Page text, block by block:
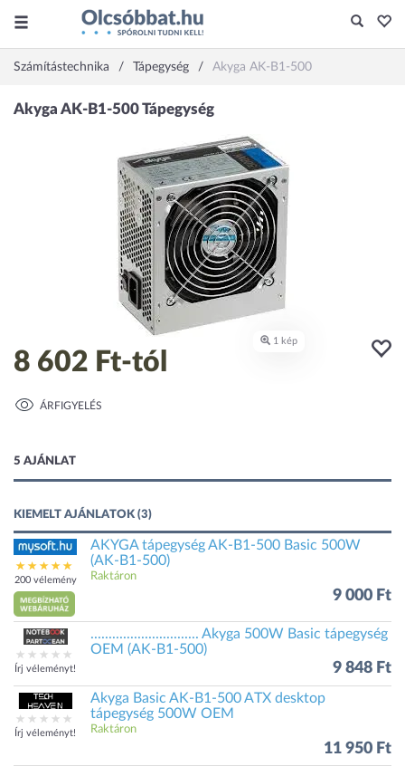
Számítástechnika Tápegység Akyga AK-B1-500
8 602 Ft-tól
ÁRFIGYELÉS
5 AJÁNLAT
KIEMELT AJÁNLATOK (3)
200 vélemény
AKYGA tápegység AK-B1-500 Basic 500W
(AK-B1-500)
Raktáron
9 000 Ft
Írj véleményt!
.............................. Akyga 500W Basic tápegység
OEM (AK-B1-500)
9 848 Ft
Írj véleményt!
Akyga Basic AK-B1-500 ATX desktop
tápegység 500W OEM
Raktáron
11 950 Ft